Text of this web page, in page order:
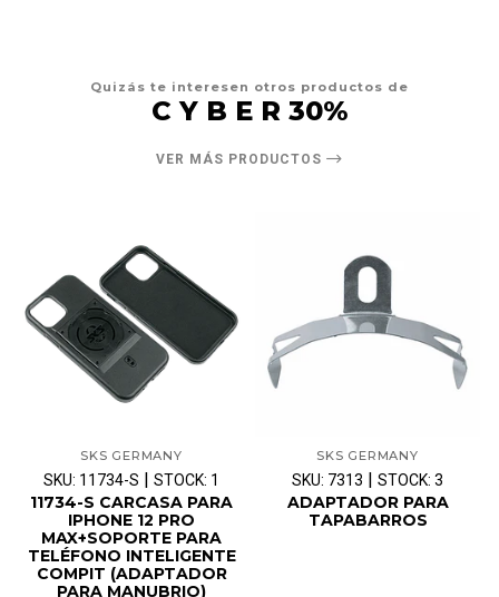
Quizás te interesen otros productos de
C Y B E R 30%
VER MÁS PRODUCTOS
SKS GERMANY
SKU: 11734-S STOCK: 1
11734-S CARCASA PARA
IPHONE 12 PRO
MAX+SOPORTE PARA
TELÉFONO INTELIGENTE
COMPIT (ADAPTADOR
PARA MANUBRIO)
SKS GERMANY
SKU: 7313 STOCK: 3
ADAPTADOR PARA
TAPABARROS